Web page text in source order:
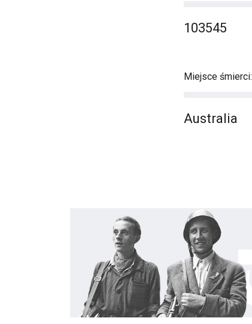
103545
Miejsce śmierci:
Australia